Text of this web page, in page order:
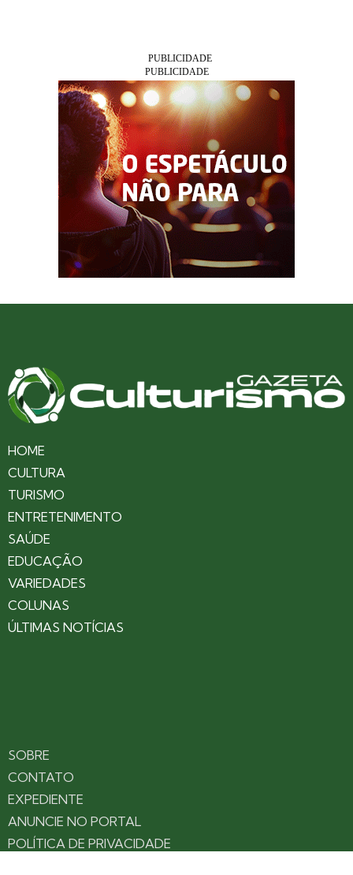
HOME
CULTURA
TURISMO
ENTRETENIMENTO
SAÚDE
EDUCAÇÃO
VARIEDADES
COLUNAS
ÚLTIMAS NOTÍCIAS
SOBRE
CONTATO
EXPEDIENTE
ANUNCIE NO PORTAL
POLÍTICA DE PRIVACIDADE